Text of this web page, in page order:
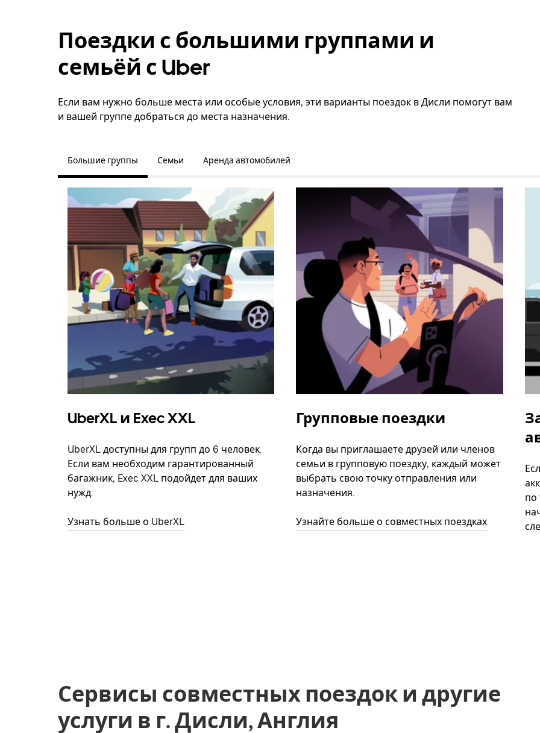
Поездки с большими группами и
семьёй с Uber
Если вам нужно больше места или особые условия, эти варианты поездок в Дисли помогут вам
и вашей группе добраться до места назначения.
Большие группы Семьи Аренда автомобилей
UberXL и Exec XXL
UberXL доступны для групп до 6 человек.
Если вам необходим гарантированный
багажник, Exec XXL подойдет для ваших
нужд.
Узнать больше о UberXL
Групповые поездки
Когда вы приглашаете друзей или членов
семьи в групповую поездку, каждый может
выбрать свою точку отправления или
назначения.
Узнайте больше о совместных поездках
по
Сервисы совместных поездок и другие
услуги в г. Дисли, Англия